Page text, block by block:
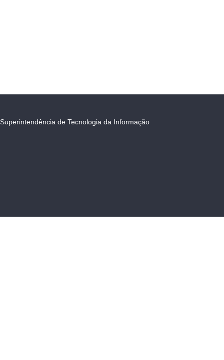
Superintendência de Tecnologia da Informação